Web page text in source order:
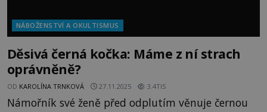
NÁBOŽENSTVÍ A OKULTISMUS
Děsivá černá kočka: Máme z ní strach
oprávněně?
OD KAROLÍNA TRNKOVÁ 27.11.2025 3.4TIS
Námořník své ženě před odplutím věnuje černou